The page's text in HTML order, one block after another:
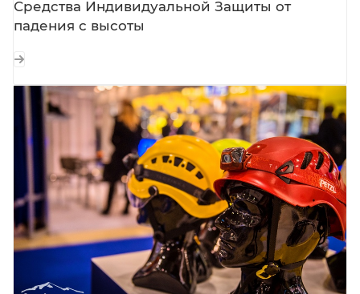
Средства Индивидуальной Защиты от
падения с высоты